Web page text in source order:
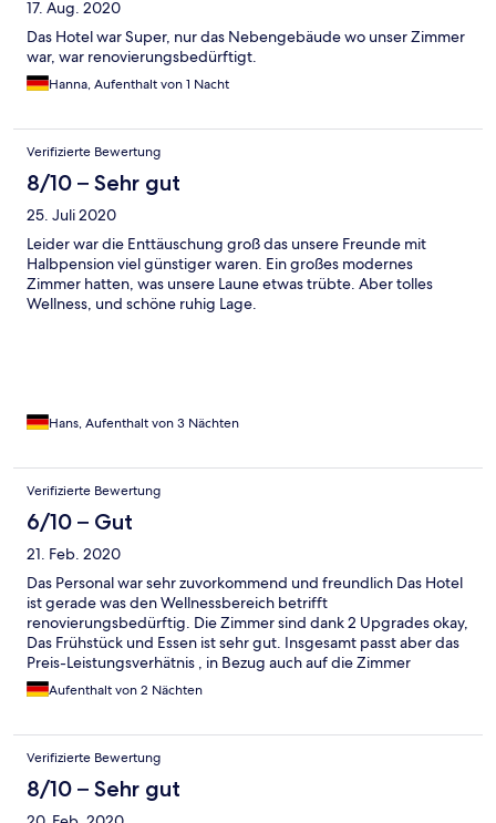
17. Aug. 2020
Das Hotel war Super, nur das Nebengebäude wo unser Zimmer
war, war renovierungsbedürftigt.
Hanna, Aufenthalt von 1 Nacht
Verifizierte Bewertung
8/10 – Sehr gut
25. Juli 2020
Leider war die Enttäuschung groß das unsere Freunde mit
Halbpension viel günstiger waren. Ein großes modernes
Zimmer hatten, was unsere Laune etwas trübte. Aber tolles
Wellness, und schöne ruhig Lage.
Hans, Aufenthalt von 3 Nächten
Verifizierte Bewertung
6/10 – Gut
21. Feb. 2020
Das Personal war sehr zuvorkommend und freundlich Das Hotel
ist gerade was den Wellnessbereich betrifft
renovierungsbedürftig. Die Zimmer sind dank 2 Upgrades okay,
Das Frühstück und Essen ist sehr gut. Insgesamt passt aber das
Preis-Leistungsverhätnis , in Bezug auch auf die Zimmer
überhaupt nicht.
Aufenthalt von 2 Nächten
Verifizierte Bewertung
8/10 – Sehr gut